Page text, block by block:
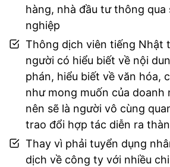
hàng, nhà đầu tư thông qua
nghiệp
Thông dịch viên tiếng Nhật
người có hiểu biết về nội
phán, hiểu biết về văn hóa,
như mong muốn của doanh
nên sẽ là người vô cùng
trao đổi hợp tác diễn ra
Thay vì phải tuyển dụng
dịch về công ty với nhiều